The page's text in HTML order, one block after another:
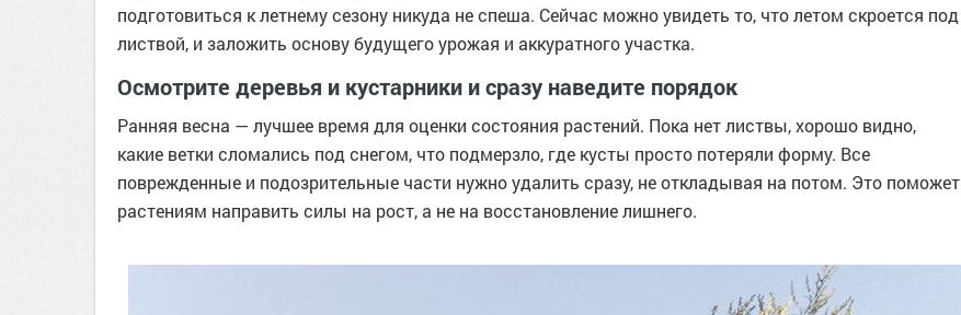
подготовиться к летнему сезону никуда не спеша. Сейчас можно увидеть то, что летом скроется под
листвой, и заложить основу будущего урожая и аккуратного участка.
Осмотрите деревья и кустарники и сразу наведите порядок
Ранняя весна — лучшее время для оценки состояния растений. Пока нет листвы, хорошо видно,
какие ветки сломались под снегом, что подмерзло, где кусты просто потеряли форму. Все
поврежденные и подозрительные части нужно удалить сразу, не откладывая на потом. Это поможет
растениям направить силы на рост, а не на восстановление лишнего.